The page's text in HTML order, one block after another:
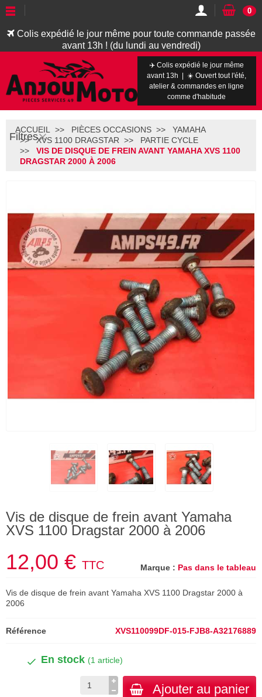
Colis expédié le jour même pour toute commande passée
avant 13h ! (du lundi au vendredi)
0
✈️ Colis expédié le jour même
avant 13h | ☀️ Ouvert tout l'été,
atelier & commandes en ligne
comme d'habitude
Filtres
ACCUEIL PIÈCES OCCASIONS
YAMAHA
XVS 1100 DRAGSTAR
PARTIE CYCLE
VIS DE DISQUE DE FREIN AVANT YAMAHA XVS 1100
DRAGSTAR 2000 À 2006
Vis de disque de frein avant Yamaha
XVS 1100 Dragstar 2000 à 2006
Marque : Pas dans le tableau
12,00 € TTC
Vis de disque de frein avant Yamaha XVS 1100 Dragstar 2000 à
2006
Référence XVS110099DF-015-FJB8-A32176889
En stock (1 article)
Ajouter au panier